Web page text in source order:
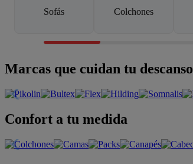
Sofás Colchones
Marcas que cuidan tu descanso
Confort a tu medida